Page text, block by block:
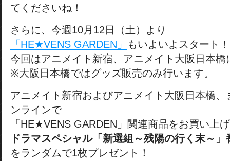
てくださいね！
さらに、今週10月12日（土）より
「HE★VENS GARDEN」
もいよいよスタート！
今回はアニメイト新宿、アニメイト大阪日本橋
※大阪日本橋ではグッズ販売のみ行います。
アニメイト新宿およびアニメイト大阪日本橋
ンラインで
「HE★VENS GARDEN」関連商品をお買い上
ドラマスペシャル「新選組～残陽の行く末～
をランダムで1枚プレゼント！